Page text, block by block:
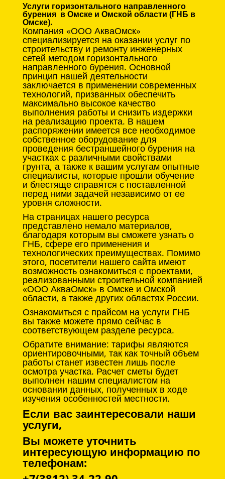
Услуги горизонтального направленного
бурения в Омске и Омской области (ГНБ в
Омске).
Компания «ООО АкваОмск»
специализируется на оказании услуг по
строительству и ремонту инженерных
сетей методом горизонтального
направленного бурения. Основной
принцип нашей деятельности
заключается в применении современных
технологий, призванных обеспечить
максимально высокое качество
выполнения работы и снизить издержки
на реализацию проекта. В нашем
распоряжении имеется все необходимое
собственное оборудование для
проведения бестраншейного бурения на
участках с различными свойствами
грунта, а также к вашим услугам опытные
специалисты, которые прошли обучение
и блестяще справятся с поставленной
перед ними задачей независимо от ее
уровня сложности.
На страницах нашего ресурса
представлено немало материалов,
благодаря которым вы сможете узнать о
ГНБ, сфере его применения и
технологических преимуществах. Помимо
этого, посетители нашего сайта имеют
возможность ознакомиться с проектами,
реализованными строительной компанией
«ООО АкваОмск» в Омске и Омской
области, а также других областях России.
Ознакомиться с прайсом на услуги ГНБ
вы также можете прямо сейчас в
соответствующем разделе ресурса.
Обратите внимание: тарифы являются
ориентировочными, так как точный объем
работы станет известен лишь после
осмотра участка. Расчет сметы будет
выполнен нашим специалистом на
основании данных, полученных в ходе
изучения особенностей местности.
Если вас заинтересовали наши
услуги,
Вы можете уточнить
интересующую информацию по
телефонам: